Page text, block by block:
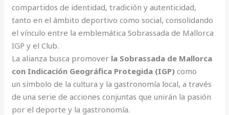
compartidos de identidad, tradición y autenticidad,
tanto en el ámbito deportivo como social, consolidando
el vínculo entre la emblemática Sobrassada de Mallorca
IGP y el Club.
La alianza busca promover la Sobrassada de Mallorca
con Indicación Geográfica Protegida (IGP)como
un símbolo de la cultura y la gastronomía local, a través
de una serie de acciones conjuntas que unirán la pasión
por el deporte y la gastronomía.